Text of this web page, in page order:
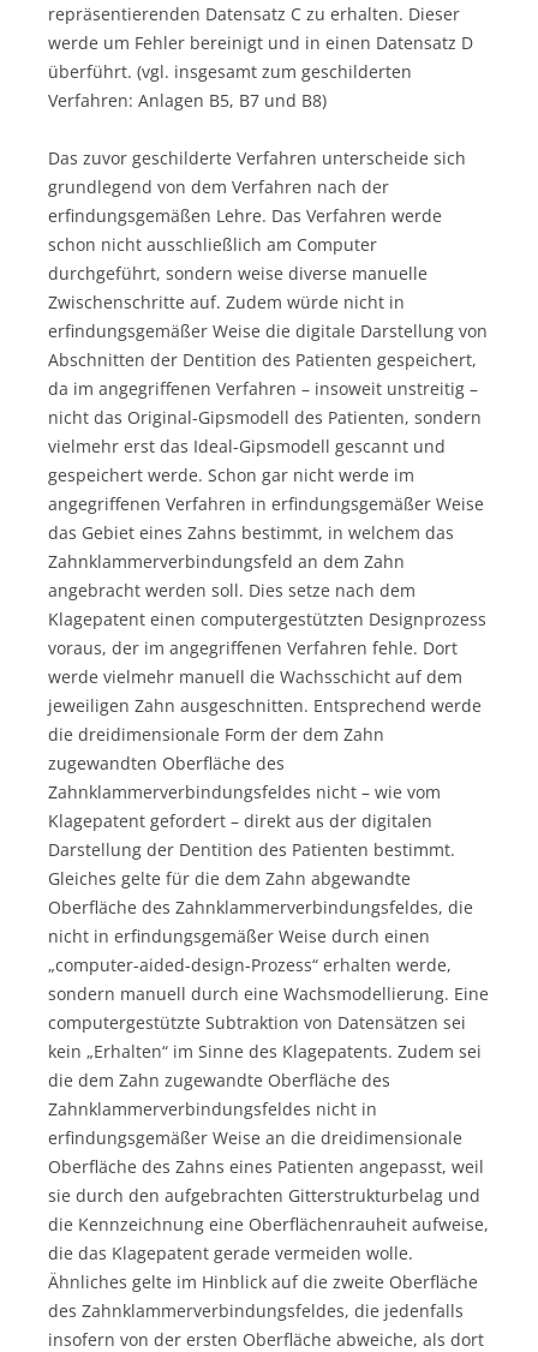
repräsentierenden Datensatz C zu erhalten. Dieser
werde um Fehler bereinigt und in einen Datensatz D
überführt. (vgl. insgesamt zum geschilderten
Verfahren: Anlagen B5, B7 und B8)
Das zuvor geschilderte Verfahren unterscheide sich
grundlegend von dem Verfahren nach der
erfindungsgemäßen Lehre. Das Verfahren werde
schon nicht ausschließlich am Computer
durchgeführt, sondern weise diverse manuelle
Zwischenschritte auf. Zudem würde nicht in
erfindungsgemäßer Weise die digitale Darstellung von
Abschnitten der Dentition des Patienten gespeichert,
da im angegriffenen Verfahren – insoweit unstreitig –
nicht das Original-Gipsmodell des Patienten, sondern
vielmehr erst das Ideal-Gipsmodell gescannt und
gespeichert werde. Schon gar nicht werde im
angegriffenen Verfahren in erfindungsgemäßer Weise
das Gebiet eines Zahns bestimmt, in welchem das
Zahnklammerverbindungsfeld an dem Zahn
angebracht werden soll. Dies setze nach dem
Klagepatent einen computergestützten Designprozess
voraus, der im angegriffenen Verfahren fehle. Dort
werde vielmehr manuell die Wachsschicht auf dem
jeweiligen Zahn ausgeschnitten. Entsprechend werde
die dreidimensionale Form der dem Zahn
zugewandten Oberfläche des
Zahnklammerverbindungsfeldes nicht – wie vom
Klagepatent gefordert – direkt aus der digitalen
Darstellung der Dentition des Patienten bestimmt.
Gleiches gelte für die dem Zahn abgewandte
Oberfläche des Zahnklammerverbindungsfeldes, die
nicht in erfindungsgemäßer Weise durch einen
„computer-aided-design-Prozess“ erhalten werde,
sondern manuell durch eine Wachsmodellierung. Eine
computergestützte Subtraktion von Datensätzen sei
kein „Erhalten“ im Sinne des Klagepatents. Zudem sei
die dem Zahn zugewandte Oberfläche des
Zahnklammerverbindungsfeldes nicht in
erfindungsgemäßer Weise an die dreidimensionale
Oberfläche des Zahns eines Patienten angepasst, weil
sie durch den aufgebrachten Gitterstrukturbelag und
die Kennzeichnung eine Oberflächenrauheit aufweise,
die das Klagepatent gerade vermeiden wolle.
Ähnliches gelte im Hinblick auf die zweite Oberfläche
des Zahnklammerverbindungsfeldes, die jedenfalls
insofern von der ersten Oberfläche abweiche, als dort